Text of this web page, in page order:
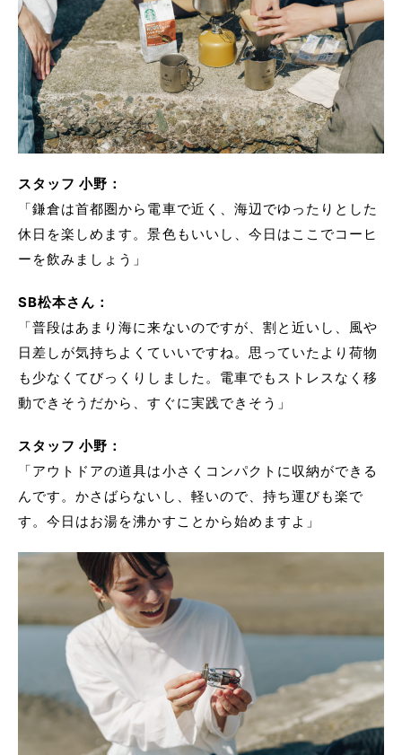
スタッフ 小野：
「鎌倉は首都圏から電車で近く、海辺でゆったりとした
休日を楽しめます。景色もいいし、今日はここでコーヒ
ーを飲みましょう」
SB松本さん：
「普段はあまり海に来ないのですが、割と近いし、風や
日差しが気持ちよくていいですね。思っていたより荷物
も少なくてびっくりしました。電車でもストレスなく移
動できそうだから、すぐに実践できそう」
スタッフ 小野：
「アウトドアの道具は小さくコンパクトに収納ができる
んです。かさばらないし、軽いので、持ち運びも楽で
す。今日はお湯を沸かすことから始めますよ」